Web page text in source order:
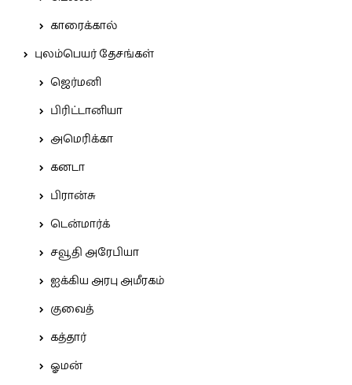
காரைக்கால்
புலம்பெயர் தேசங்கள்
ஜெர்மனி
பிரிட்டானியா
அமெரிக்கா
கனடா
பிரான்சு
டென்மார்க்
சவூதி அரேபியா
ஐக்கிய அரபு அமீரகம்
குவைத்
கத்தார்
ஓமன்